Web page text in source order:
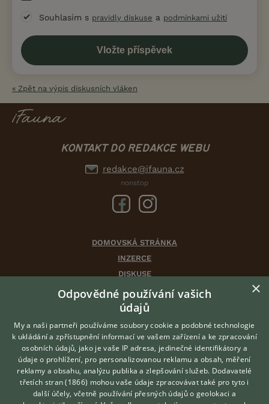
Souhlasím s pravidly diskuse a podmínkami užití
« Zpět na výpis diskusních vláken
KONTAKT DO REDAKCE WEBU
redakce@ifauna.cz
nonstop
DOMOVSKÁ STRÁNKA
INZERCE
DISKUSE
ČLÁNKY
CHOVATELSKÉ STANICE
VÝBĚR VHODNÉHO PLEMENE
O nás
Kontakt
Možnosti zvýraznění inzerátů
Hledáte zvířecího kamaráda?
Zdarma vám poradí
×
Odpovědné používání vašich
údajů
My a naši partneři používáme soubory cookie a podobné technologie
k ukládání a zpřístupnění informací ve vašem zařízení a ke zpracování
osobních údajů, jako je vaše IP adresa, jedinečné identifikátory a
údaje o prohlížení, pro personalizovanou reklamu a obsah, měření
reklamy a obsahu, analýzu publika a zlepšování služeb. Dodavatelé
třetích stran (1866) mohou vaše údaje zpracovávat také pro tyto i
další účely, včetně používání přesných údajů o geolokaci a